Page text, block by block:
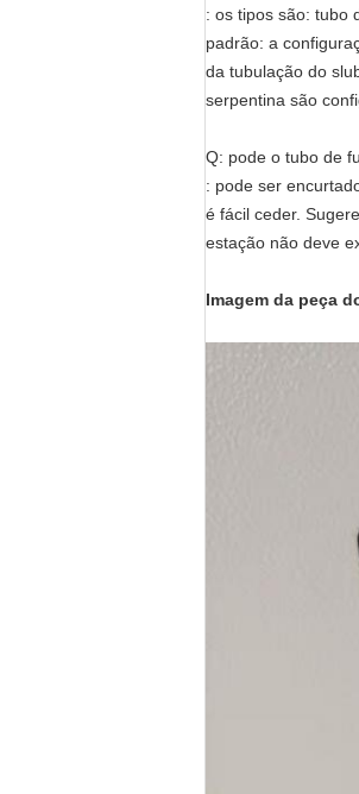
: os tipos são: tubo
padrão: a
da tubulação do
serpentina são
Q: pode o tubo de
: pode ser
é fácil ceder.
estação não deve
Imagem da peça